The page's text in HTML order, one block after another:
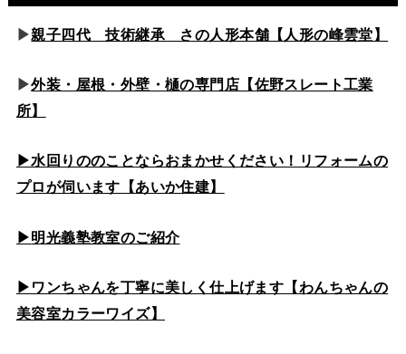
▶親子四代 技術継承 さの人形本舗【人形の峰雲堂】
▶外装・屋根・外壁・樋の専門店【佐野スレート工業
所】
▶水回りののことならおまかせください！リフォームの
プロが伺います【あいか住建】
▶明光義塾教室のご紹介
▶ワンちゃんを丁寧に美しく仕上げます【わんちゃんの
美容室カラーワイズ】